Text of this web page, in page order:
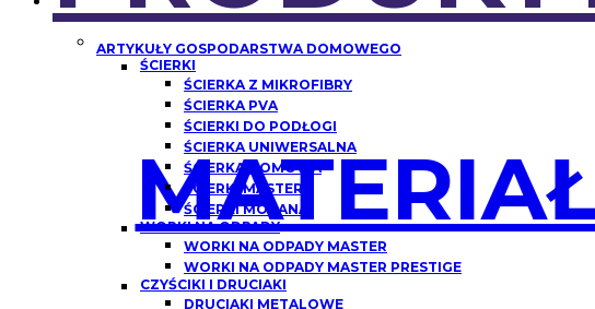
ARTYKUŁY GOSPODARSTWA DOMOWEGO
ŚCIERKI
ŚCIERKA Z MIKROFIBRY
ŚCIERKA PVA
ŚCIERKI DO PODŁOGI
ŚCIERKA UNIWERSALNA
ŚCIERKA DOMOWA
ŚCIERKI MASTER
ŚCIERKI MORANA
WORKI NA ODPADY
WORKI NA ODPADY MASTER
WORKI NA ODPADY MASTER PRESTIGE
CZYŚCIKI I DRUCIAKI
DRUCIAKI METALOWE